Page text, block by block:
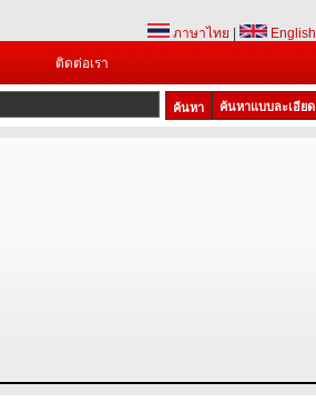
ภาษาไทย
English
ติดต่อเรา
ค้นหาแบบละเอียด